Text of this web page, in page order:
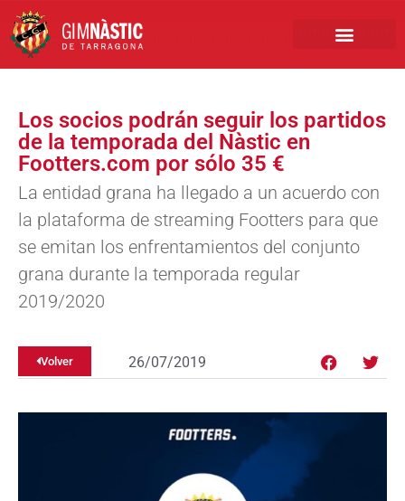
Los socios podrán seguir los partidos
de la temporada del Nàstic en
Footters.com por sólo 35 €
La entidad grana ha llegado a un acuerdo con
la plataforma de streaming Footters para que
se emitan los enfrentamientos del conjunto
grana durante la temporada regular
2019/2020
Volver 26/07/2019